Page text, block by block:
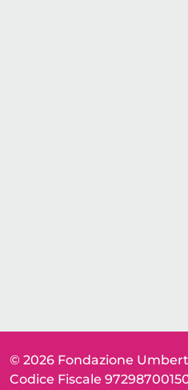
© 2026 Fondazione
Codice Fiscale